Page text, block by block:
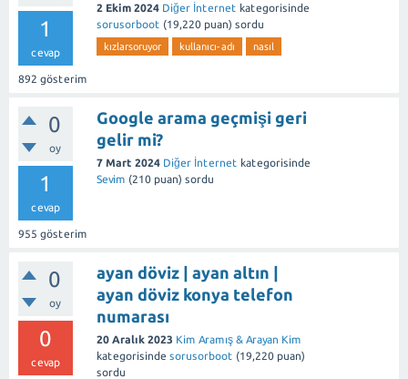
1
cevap
892 gösterim
2 Ekim 2024 Diğer İnternet kategorisinde
sorusorboot (19,220 puan) sordu
kızlarsoruyor kullanıcı-adı nasıl
0
oy
1
cevap
955 gösterim
Google arama geçmişi geri
gelir mi?
7 Mart 2024 Diğer İnternet kategorisinde
Sevim (210 puan) sordu
0
oy
0
cevap
ayan döviz | ayan altın |
ayan döviz konya telefon
numarası
20 Aralık 2023 Kim Aramış & Arayan Kim
kategorisinde sorusorboot (19,220 puan)
sordu